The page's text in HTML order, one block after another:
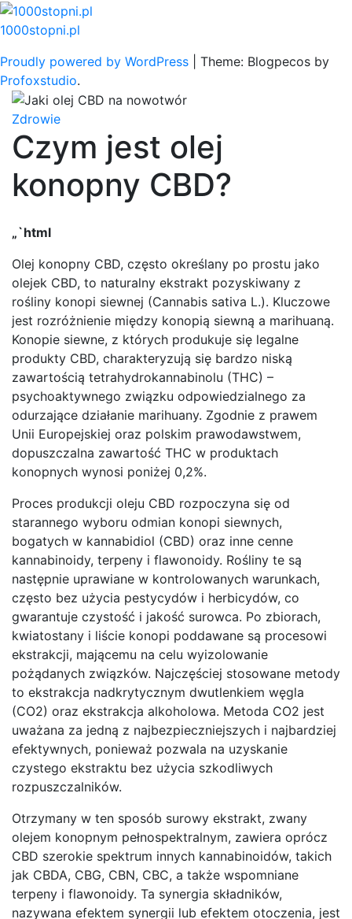
Skip
to
1000stopni.pl
Proudly powered by WordPress
Theme: Blogpecos by
Profoxstudio.
Zdrowie
Czym jest olej
konopny CBD?
„`html
Olej konopny CBD, często określany po prostu jako
olejek CBD, to naturalny ekstrakt pozyskiwany z
rośliny konopi siewnej (Cannabis sativa L.). Kluczowe
jest rozróżnienie między konopią siewną a marihuaną.
Konopie siewne, z których produkuje się legalne
produkty CBD, charakteryzują się bardzo niską
zawartością tetrahydrokannabinolu (THC) –
psychoaktywnego związku odpowiedzialnego za
odurzające działanie marihuany. Zgodnie z prawem
Unii Europejskiej oraz polskim prawodawstwem,
dopuszczalna zawartość THC w produktach
konopnych wynosi poniżej 0,2%.
Proces produkcji oleju CBD rozpoczyna się od
starannego wyboru odmian konopi siewnych,
bogatych w kannabidiol (CBD) oraz inne cenne
kannabinoidy, terpeny i flawonoidy. Rośliny te są
następnie uprawiane w kontrolowanych warunkach,
często bez użycia pestycydów i herbicydów, co
gwarantuje czystość i jakość surowca. Po zbiorach,
kwiatostany i liście konopi poddawane są procesowi
ekstrakcji, mającemu na celu wyizolowanie
pożądanych związków. Najczęściej stosowane metody
to ekstrakcja nadkrytycznym dwutlenkiem węgla
(CO2) oraz ekstrakcja alkoholowa. Metoda CO2 jest
uważana za jedną z najbezpieczniejszych i najbardziej
efektywnych, ponieważ pozwala na uzyskanie
czystego ekstraktu bez użycia szkodliwych
rozpuszczalników.
Otrzymany w ten sposób surowy ekstrakt, zwany
olejem konopnym pełnospektralnym, zawiera oprócz
CBD szerokie spektrum innych kannabinoidów, takich
jak CBDA, CBG, CBN, CBC, a także wspomniane
terpeny i flawonoidy. Ta synergia składników,
nazywana efektem synergii lub efektem otoczenia, jest